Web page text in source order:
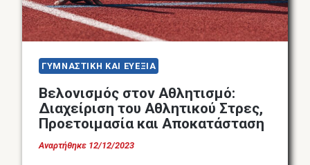
ΓΥΜΝΑΣΤΙΚΗ ΚΑΙ ΕΥΕΞΙΑ
Βελονισμός στον Αθλητισμό:
Διαχείριση του Αθλητικού Στρες,
Προετοιμασία και Αποκατάσταση
Αναρτήθηκε 12/12/2023